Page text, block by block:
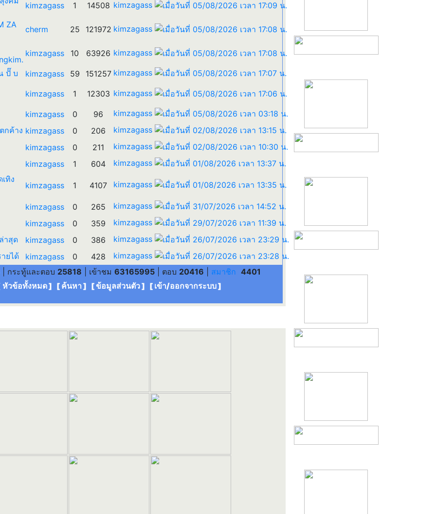
kimzagass 1 14508 kimzagass
ZA
cherm 25 121972 kimzagass
kimzagass 10 63926 kimzagass
ปั๊ บ kimzagass 59 151257 kimzagass
kimzagass 1 12303 kimzagass
kimzagass 0 96
kimzagass
กค้าง kimzagass 0 206
kimzagass
kimzagass 0 211
kimzagass
kimzagass 1 604
kimzagass
ทิง
kimzagass 1 4107 kimzagass
kimzagass 0 265
kimzagass
kimzagass 0 359
kimzagass
าสุด
kimzagass 0 386
kimzagass
ยได้
kimzagass 0 428
kimzagass
| กระทู้และตอบ 25818 | เข้าชม 63165995| ตอบ 20416 สมาชิก 4401
หัวข้อทั้งหมด] [ ค้นหา ] [ข้อมูลส่วนตัว] [ เข้า/ออกจากระบบ]